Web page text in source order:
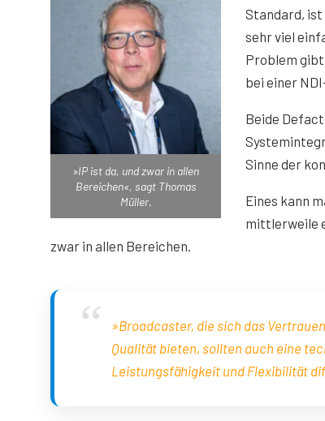
»IP ist da, und zwar in allen
Bereichen«, sagt Thomas
Müller.
Standard, ist
sehr viel
Problem
bei einer
Beide
Sinne der
Eines kann
mittlerweile
zwar in allen Bereichen.
»Broadcaster, die sich das
Qualität bieten, sollten auch eine
Leistungsfähigkeit und Flexibilität